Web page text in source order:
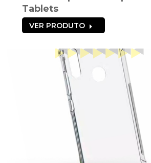
Tablets
VER PRODUTO